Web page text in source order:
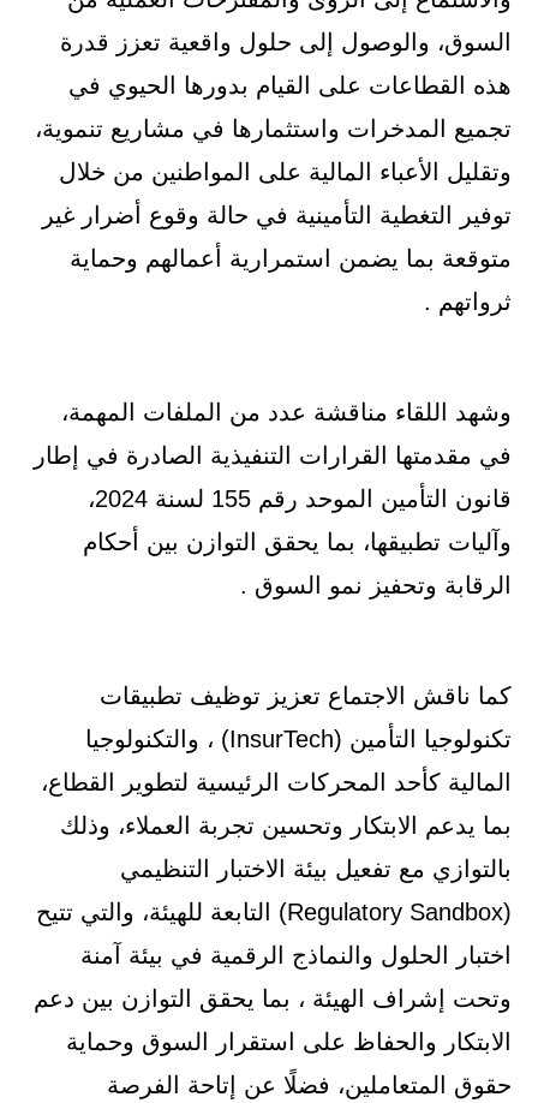
السوق، والوصول إلى حلول واقعية تعزز قدرة
هذه القطاعات على القيام بدورها الحيوي في
تجميع المدخرات واستثمارها في مشاريع تنموية،
وتقليل الأعباء المالية على المواطنين من خلال
توفير التغطية التأمينية في حالة وقوع أضرار غير
متوقعة بما يضمن استمرارية أعمالهم وحماية
ثرواتهم .
وشهد اللقاء مناقشة عدد من الملفات المهمة،
في مقدمتها القرارات التنفيذية الصادرة في إطار
قانون التأمين الموحد رقم 155 لسنة 2024،
وآليات تطبيقها، بما يحقق التوازن بين أحكام
الرقابة وتحفيز نمو السوق .
كما ناقش الاجتماع تعزيز توظيف تطبيقات
تكنولوجيا التأمين (InsurTech) ، والتكنولوجيا
المالية كأحد المحركات الرئيسية لتطوير القطاع،
بما يدعم الابتكار وتحسين تجربة العملاء، وذلك
بالتوازي مع تفعيل بيئة الاختبار التنظيمي
(Regulatory Sandbox) التابعة للهيئة، والتي تتيح
اختبار الحلول والنماذج الرقمية في بيئة آمنة
وتحت إشراف الهيئة ، بما يحقق التوازن بين دعم
الابتكار والحفاظ على استقرار السوق وحماية
حقوق المتعاملين، فضلًا عن إتاحة الفرصة